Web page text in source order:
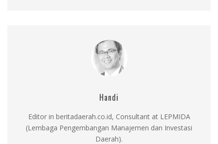
Handi
Editor in beritadaerah.co.id, Consultant at LEPMIDA
(Lembaga Pengembangan Manajemen dan Investasi
Daerah).